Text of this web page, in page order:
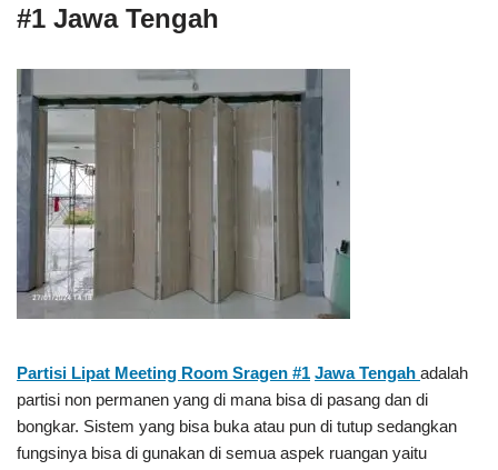
#1 Jawa Tengah
Partisi Lipat Meeting Room Sragen #1 Jawa Tengah adalah
partisi non permanen yang di mana bisa di pasang dan di
bongkar. Sistem yang bisa buka atau pun di tutup sedangkan
fungsinya bisa di gunakan di semua aspek ruangan yaitu